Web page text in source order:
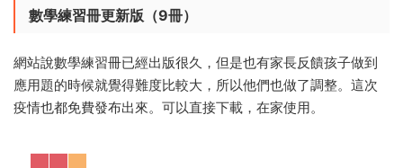
數學練習冊更新版（9冊）
網站說數學練習冊已經出版很久，但是也有家長反饋孩子做到
應用題的時候就覺得難度比較大，所以他們也做了調整。這次
疫情也都免費發布出來。可以直接下載，在家使用。